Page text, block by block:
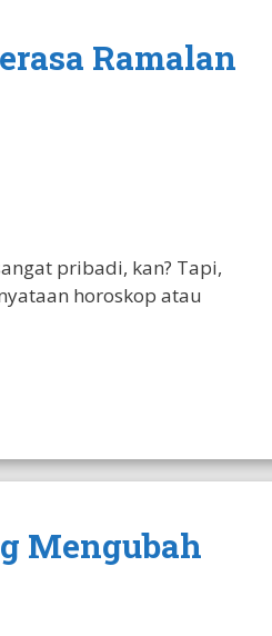
Ramalan
pribadi, kan? Tapi,
horoskop atau
Mengubah